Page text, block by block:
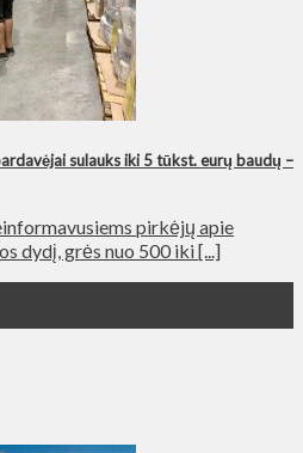
sulauks iki 5 tūkst. eurų baudų –
pirkėjų apie
dydį, grės nuo 500 iki [...]